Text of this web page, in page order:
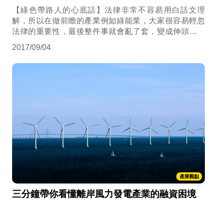
【綠色帶路人的心底話】法律非常不容易用白話文理
解，所以在做前瞻的產業例如綠能業，大家很容易輕忽
法律的重要性，最後整件事就會亂了套，變成伸頭也是
2017/09/04
產業觀點
三分鐘帶你看懂離岸風力發電產業的融資困境